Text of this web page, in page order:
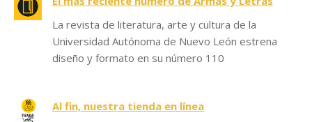
La revista de literatura, arte y cultura de la
Universidad Autónoma de Nuevo León estrena
diseño y formato en su número 110
Al fin, nuestra tienda en línea